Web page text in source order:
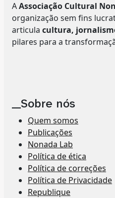
AAssociação Cultural
organização sem fins
articula cultura,
pilares para a
__Sobre nós
Quem somos
Publicações
Nonada Lab
Política de ética
Política de correções
Política de Privacidade
Republique